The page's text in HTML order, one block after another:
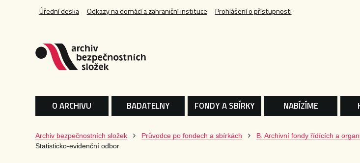
Úřední deska Odkazy na domácí a zahraniční instituce Prohlášení o přístupnosti
O ARCHIVU BADATELNY FONDY A SBÍRKY NABÍZÍME
Archiv bezpečnostních složek Průvodce po fondech a sbírkách
B. Archivní fondy řídících a
Statisticko-evidenční odbor